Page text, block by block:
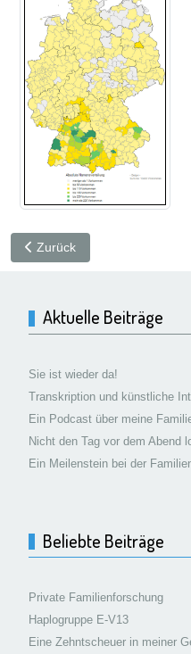
Vorheriger Beitrag: Geiger
Zurück
Aktuelle Beiträge
Sie ist wieder da!
Transkription und künstliche
Ein Podcast über meine
Nicht den Tag vor dem Abend
Ein Meilenstein bei der
Beliebte Beiträge
Private Familienforschung
Haplogruppe E-V13
Eine Zehntscheuer in meiner